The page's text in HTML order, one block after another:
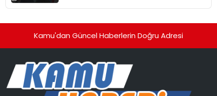
Kamu'dan Güncel Haberlerin Doğru Adresi